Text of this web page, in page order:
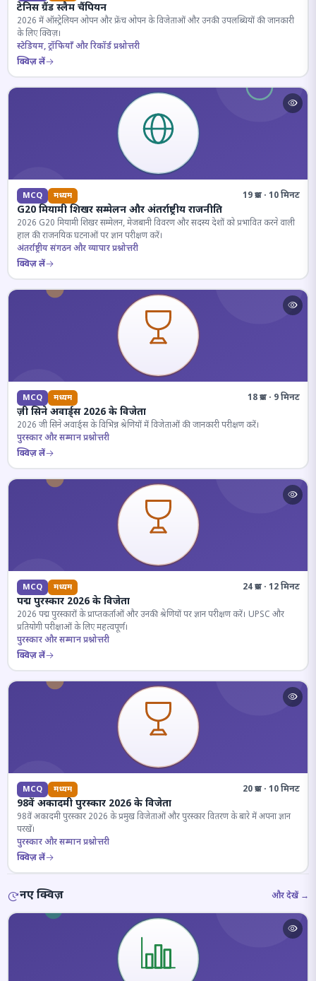
टेनिस ग्रैंड स्लैम चैंपियन
2026 में ऑस्ट्रेलियन ओपन और फ्रेंच ओपन के विजेताओं और उनकी उपलब्धियों की जानकारी
के लिए क्विज़।
स्टेडियम, ट्रॉफियाँ और रिकॉर्ड प्रश्नोत्तरी
क्विज़ लें
MCQ मध्यम 19 प्रश्न · 10 मिनट
G20 मियामी शिखर सम्मेलन और अंतर्राष्ट्रीय राजनीति
2026 G20 मियामी शिखर सम्मेलन, मेजबानी विवरण और सदस्य देशों को प्रभावित करने वाली
हाल की राजनयिक घटनाओं पर ज्ञान परीक्षण करें।
अंतर्राष्ट्रीय संगठन और व्यापार प्रश्नोत्तरी
क्विज़ लें
MCQ मध्यम 18 प्रश्न · 9 मिनट
ज़ी सिने अवार्ड्स 2026 के विजेता
2026 जी सिने अवार्ड्स के विभिन्न श्रेणियों में विजेताओं की जानकारी परीक्षण करें।
पुरस्कार और सम्मान प्रश्नोत्तरी
क्विज़ लें
MCQ मध्यम 24 प्रश्न · 12 मिनट
पद्म पुरस्कार 2026 के विजेता
2026 पद्म पुरस्कारों के प्राप्तकर्ताओं और उनकी श्रेणियों पर ज्ञान परीक्षण करें। UPSC और
प्रतियोगी परीक्षाओं के लिए महत्वपूर्ण।
पुरस्कार और सम्मान प्रश्नोत्तरी
क्विज़ लें
MCQ मध्यम 20 प्रश्न · 10 मिनट
98वें अकादमी पुरस्कार 2026 के विजेता
98वें अकादमी पुरस्कार 2026 के प्रमुख विजेताओं और पुरस्कार वितरण के बारे में अपना ज्ञान
परखें।
पुरस्कार और सम्मान प्रश्नोत्तरी
क्विज़ लें
नए क्विज़ और देखें →